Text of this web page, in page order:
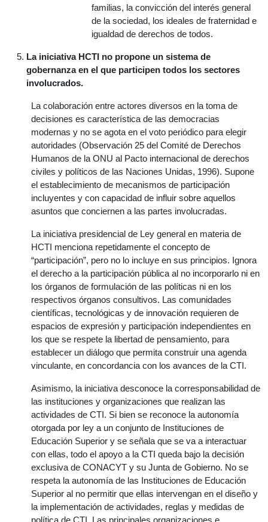
familias, la convicción del interés general
de la sociedad, los ideales de fraternidad e
igualdad de derechos de todos.
La iniciativa HCTI no propone un sistema de
gobernanza en el que participen todos los sectores
involucrados.
La colaboración entre actores diversos en la toma de
decisiones es característica de las democracias
modernas y no se agota en el voto periódico para elegir
autoridades (Observación 25 del Comité de Derechos
Humanos de la ONU al Pacto internacional de derechos
civiles y políticos de las Naciones Unidas, 1996). Supone
el establecimiento de mecanismos de participación
incluyentes y con capacidad de influir sobre aquellos
asuntos que conciernen a las partes involucradas.
La iniciativa presidencial de Ley general en materia de
HCTI menciona repetidamente el concepto de
“participación”, pero no lo incluye en sus principios. Ignora
el derecho a la participación pública al no incorporarlo ni en
los órganos de formulación de las políticas ni en los
respectivos órganos consultivos. Las comunidades
científicas, tecnológicas y de innovación requieren de
espacios de expresión y participación independientes en
los que se respete la libertad de pensamiento, para
establecer un diálogo que permita construir una agenda
vinculante, en concordancia con los avances de la CTI.
Asimismo, la iniciativa desconoce la corresponsabilidad de
las instituciones y organizaciones que realizan las
actividades de CTI. Si bien se reconoce la autonomía
otorgada por ley a un conjunto de Instituciones de
Educación Superior y se señala que se va a interactuar
con ellas, todo el apoyo a la CTI queda bajo la decisión
exclusiva de CONACYT y su Junta de Gobierno. No se
respeta la autonomía de las Instituciones de Educación
Superior al no permitir que ellas intervengan en el diseño y
la implementación de actividades, reglas y medidas de
política de CTI. Las principales organizaciones e